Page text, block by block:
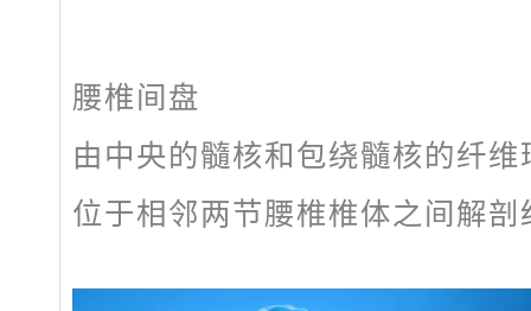
腰椎间盘
由中央的髓核和包绕髓核的纤维
位于相邻两节腰椎椎体之间解剖